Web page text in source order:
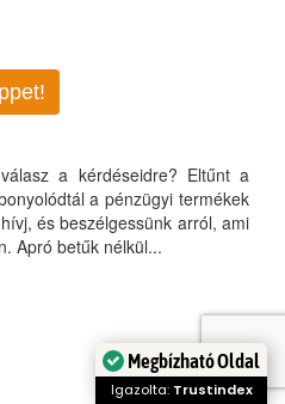
a kérdéseidre? Eltűnt a
a pénzügyi termékek
és beszélgessünk arról, ami
Apró betűk nélkül...
Megbízható Oldal
Igazolta: Trustindex